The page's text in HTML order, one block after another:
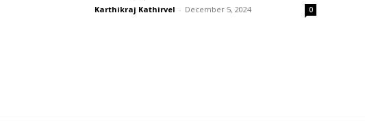
Karthikraj Kathirvel - December 5, 2024 0